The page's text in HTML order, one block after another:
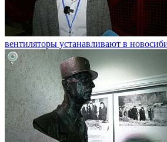
вентиляторы устанавливают в